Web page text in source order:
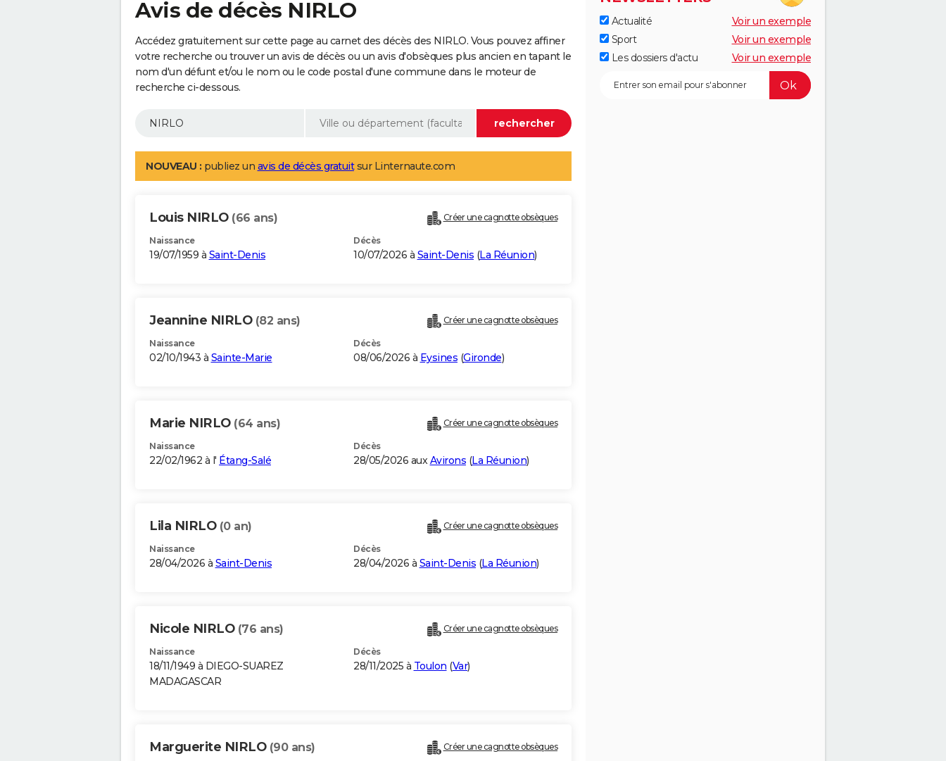
Avis de décès NIRLO
Accédez gratuitement sur cette page au carnet des décès des NIRLO. Vous pouvez affiner
votre recherche ou trouver un avis de décès ou un avis d'obsèques plus ancien en tapant le
nom d'un défunt et/ou le nom ou le code postal d'une commune dans le moteur de
recherche ci-dessous.
NOUVEAU : publiez un avis de décès gratuitsur Linternaute.com
Louis NIRLO (66 ans) Créer une cagnotte obsèques
Naissance
19/07/1959 à Saint-Denis
Décès
10/07/2026 à Saint-Denis (La Réunion)
Jeannine NIRLO (82 ans) Créer une cagnotte obsèques
Naissance
02/10/1943 à Sainte-Marie
Décès
08/06/2026 à Eysines (Gironde)
Marie NIRLO (64 ans) Créer une cagnotte obsèques
Naissance
22/02/1962 à l' Étang-Salé
Décès
28/05/2026 auxAvirons (La Réunion)
Lila NIRLO (0 an) Créer une cagnotte obsèques
Naissance
28/04/2026 à Saint-Denis
Décès
28/04/2026 à Saint-Denis (La Réunion)
Nicole NIRLO (76 ans) Créer une cagnotte obsèques
Naissance
18/11/1949 à DIEGO-SUAREZ
MADAGASCAR
Décès
28/11/2025 à Toulon (Var)
Marguerite NIRLO (90 ans) Créer une cagnotte obsèques
Actualité
Voir un exemple
Sport
Voir un exemple
Les dossiers d'actu
Voir un exemple